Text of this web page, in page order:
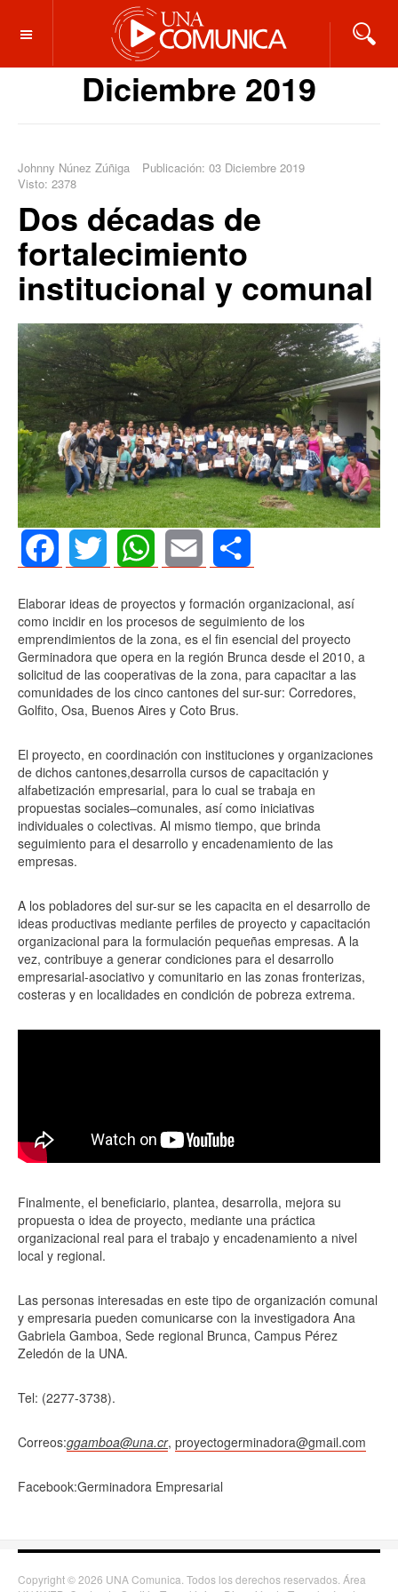
OFF CANVAS
Diciembre 2019
Johnny Núnez Zúñiga
Publicación: 03 Diciembre 2019
Visto: 2378
Dos décadas de
fortalecimiento
institucional y comunal
Elaborar ideas de proyectos y formación organizacional, así
como incidir en los procesos de seguimiento de los
emprendimientos de la zona, es el fin esencial del proyecto
Germinadora que opera en la región Brunca desde el 2010, a
solicitud de las cooperativas de la zona, para capacitar a las
comunidades de los cinco cantones del sur-sur: Corredores,
Golfito, Osa, Buenos Aires y Coto Brus.
El proyecto, en coordinación con instituciones y organizaciones
de dichos cantones,desarrolla cursos de capacitación y
alfabetización empresarial, para lo cual se trabaja en
propuestas sociales–comunales, así como iniciativas
individuales o colectivas. Al mismo tiempo, que brinda
seguimiento para el desarrollo y encadenamiento de las
empresas.
A los pobladores del sur-sur se les capacita en el desarrollo de
ideas productivas mediante perfiles de proyecto y capacitación
organizacional para la formulación pequeñas empresas. A la
vez, contribuye a generar condiciones para el desarrollo
empresarial-asociativo y comunitario en las zonas fronterizas,
costeras y en localidades en condición de pobreza extrema.
Finalmente, el beneficiario, plantea, desarrolla, mejora su
propuesta o idea de proyecto, mediante una práctica
organizacional real para el trabajo y encadenamiento a nivel
local y regional.
Las personas interesadas en este tipo de organización comunal
y empresaria pueden comunicarse con la investigadora Ana
Gabriela Gamboa, Sede regional Brunca, Campus Pérez
Zeledón de la UNA.
Tel: (2277-3738).
Correos:ggamboa@una.cr, proyectogerminadora@gmail.com
Facebook:Germinadora Empresarial
Copyright © 2026 UNA Comunica. Todos los derechos reservados. Área